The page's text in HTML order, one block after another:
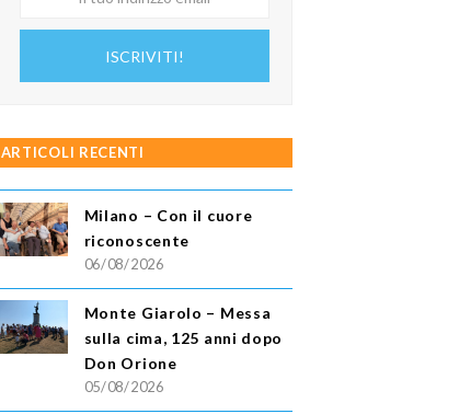
ISCRIVITI!
ARTICOLI RECENTI
Milano – Con il cuore
riconoscente
06/08/2026
Monte Giarolo – Messa
sulla cima, 125 anni dopo
Don Orione
05/08/2026